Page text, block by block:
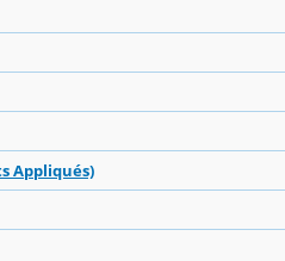
Appliqués)